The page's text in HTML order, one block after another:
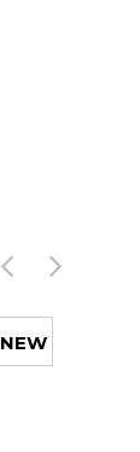
NEW